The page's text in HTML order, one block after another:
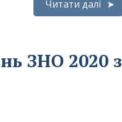
Читати далі
ЗНО 2020 з